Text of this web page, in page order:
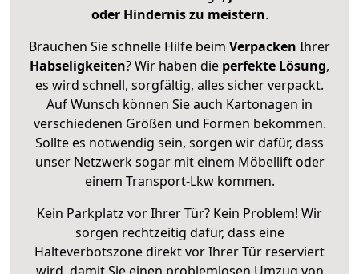
oder Hindernis zu meistern.
Brauchen Sie schnelle Hilfe beim Verpacken Ihrer
Habseligkeiten? Wir haben die perfekte Lösung,
es wird schnell, sorgfältig, alles sicher verpackt.
Auf Wunsch können Sie auch Kartonagen in
verschiedenen Größen und Formen bekommen.
Sollte es notwendig sein, sorgen wir dafür, dass
unser Netzwerk sogar mit einem Möbellift oder
einem Transport-Lkw kommen.
Kein Parkplatz vor Ihrer Tür? Kein Problem! Wir
sorgen rechtzeitig dafür, dass eine
Halteverbotszone direkt vor Ihrer Tür reserviert